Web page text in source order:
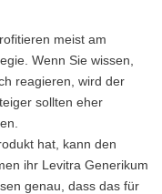
meist am
Wenn Sie wissen,
reagieren, wird der
sollten eher
hat, kann den
ihr Levitra Generikum
genau, dass das für